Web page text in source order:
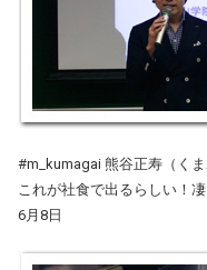
#m_kumagai 熊谷正寿（くま
これが社食で出るらしい！凄
6月8日